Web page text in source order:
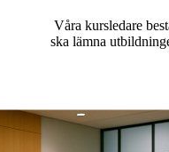
Våra kursledare
ska lämna